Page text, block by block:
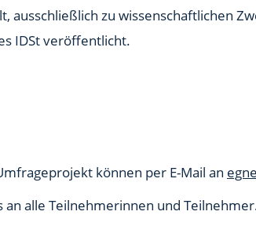
ausschließlich zu wissenschaftlichen
IDSt veröffentlicht.
können per E-Mail an
an alle Teilnehmerinnen und